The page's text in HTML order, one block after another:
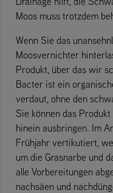
Moos muss trotzdem
Wenn Sie das
Moosvernichter
Produkt, über das wir
Bacter ist ein
verdaut, ohne den
Sie können das
hinein ausbringen. Im
Frühjahr vertikutiert,
um die Grasnarbe und
alle Vorbereitungen
nachsäen und